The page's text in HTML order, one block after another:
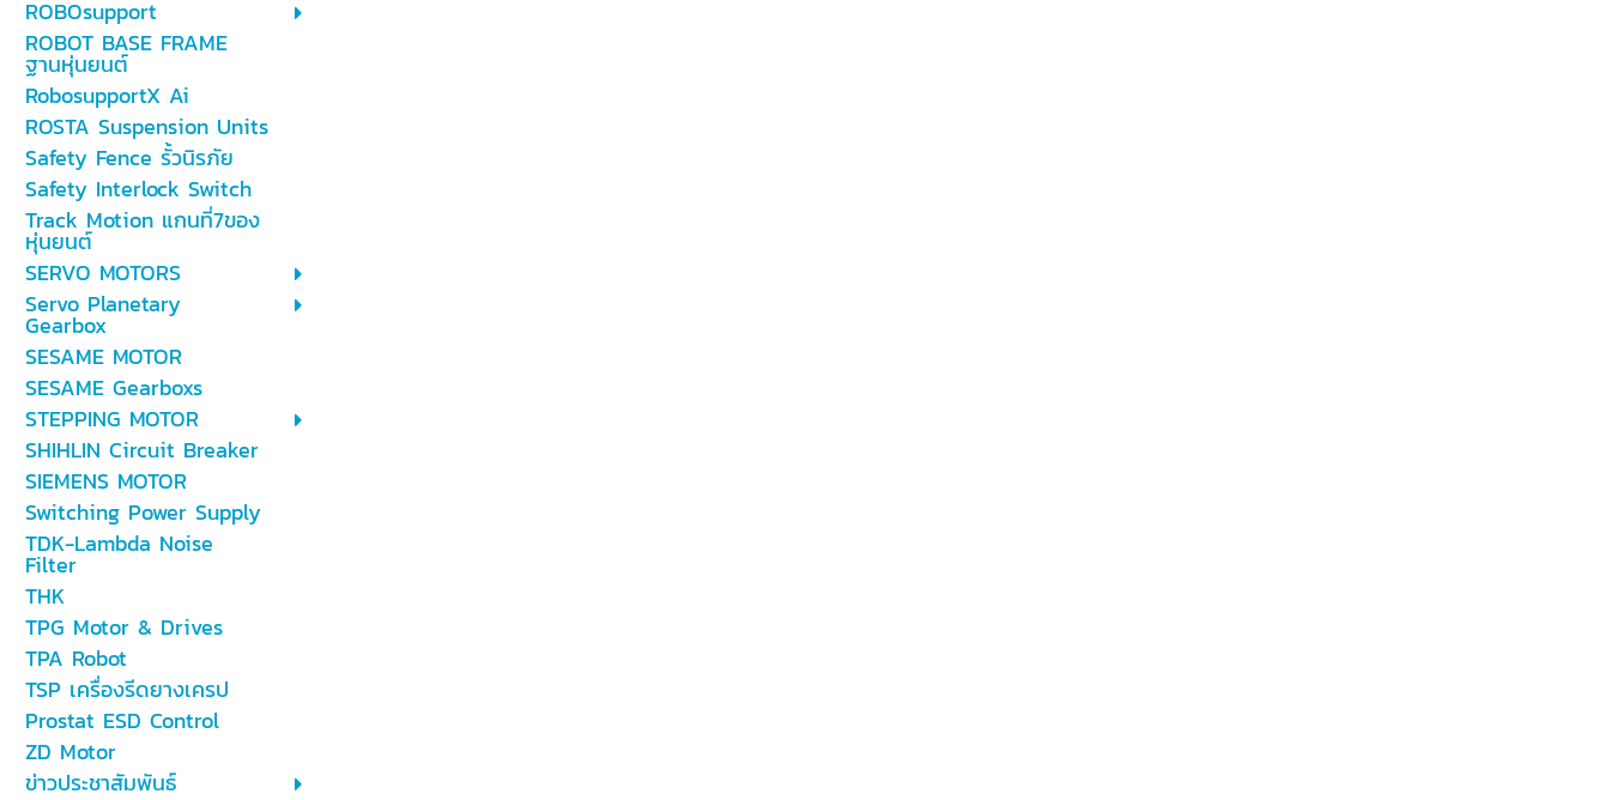
ROBOsupport
ROBOT BASE FRAME
ฐานหุ่นยนต์
RobosupportX Ai
ROSTA Suspension Units
Safety Fence รั้วนิรภัย
Safety Interlock Switch
Track Motion แกนที่7ของ
หุ่นยนต์
SERVO MOTORS
Servo Planetary
Gearbox
SESAME MOTOR
SESAME Gearboxs
STEPPING MOTOR
SHIHLIN Circuit Breaker
SIEMENS MOTOR
Switching Power Supply
TDK-Lambda Noise
Filter
THK
TPG Motor & Drives
TPA Robot
TSP เครื่องรีดยางเครป
Prostat ESD Control
ZD Motor
ข่าวประชาสัมพันธ์